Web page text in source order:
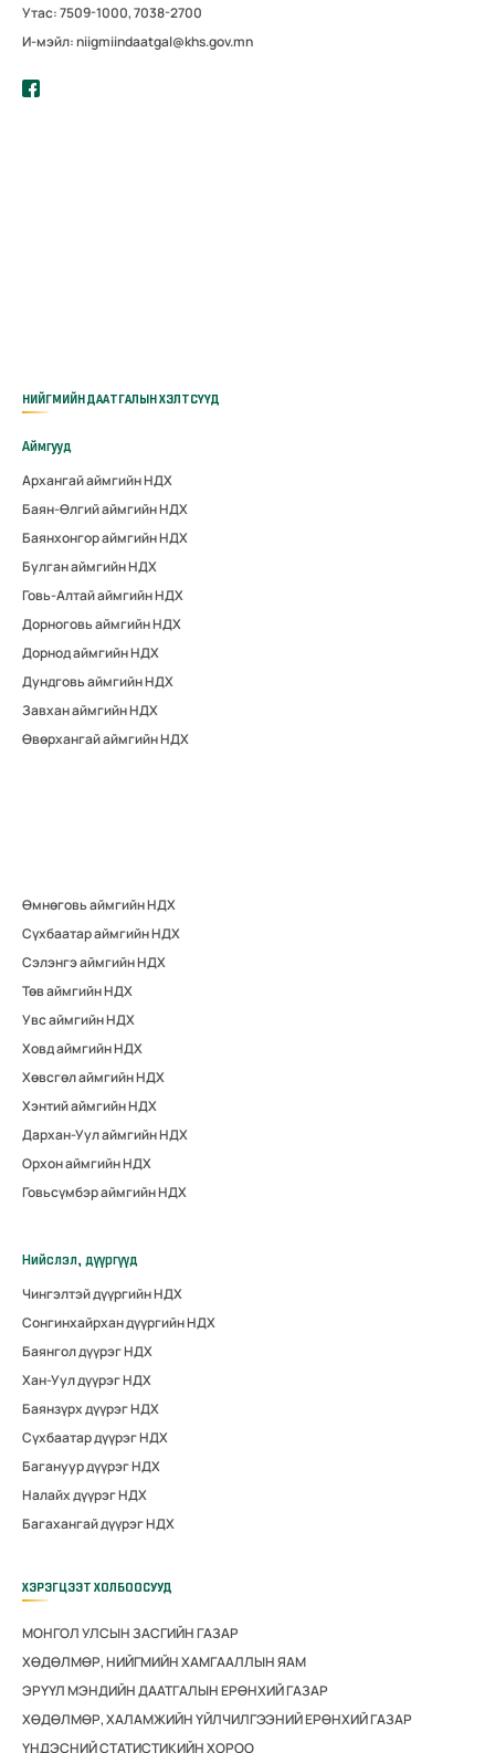
Утас: 7509-1000, 7038-2700
И-мэйл: niigmiindaatgal@khs.gov.mn
НИЙГМИЙН ДААТГАЛЫН ХЭЛТСҮҮД
Аймгууд
Архангай аймгийн НДХ
Баян-Өлгий аймгийн НДХ
Баянхонгор аймгийн НДХ
Булган аймгийн НДХ
Говь-Алтай аймгийн НДХ
Дорноговь аймгийн НДХ
Дорнод аймгийн НДХ
Дундговь аймгийн НДХ
Завхан аймгийн НДХ
Өвөрхангай аймгийн НДХ
Өмнөговь аймгийн НДХ
Сүхбаатар аймгийн НДХ
Сэлэнгэ аймгийн НДХ
Төв аймгийн НДХ
Увс аймгийн НДХ
Ховд аймгийн НДХ
Хөвсгөл аймгийн НДХ
Хэнтий аймгийн НДХ
Дархан-Уул аймгийн НДХ
Орхон аймгийн НДХ
Говьсүмбэр аймгийн НДХ
Нийслэл, дүүргүүд
Чингэлтэй дүүргийн НДХ
Сонгинхайрхан дүүргийн НДХ
Баянгол дүүрэг НДХ
Хан-Уул дүүрэг НДХ
Баянзүрх дүүрэг НДХ
Сүхбаатар дүүрэг НДХ
Багануур дүүрэг НДХ
Налайх дүүрэг НДХ
Багахангай дүүрэг НДХ
ХЭРЭГЦЭЭТ ХОЛБООСУУД
МОНГОЛ УЛСЫН ЗАСГИЙН ГАЗАР
ХӨДӨЛМӨР, НИЙГМИЙН ХАМГААЛЛЫН ЯАМ
ЭРҮҮЛ МЭНДИЙН ДААТГАЛЫН ЕРӨНХИЙ ГАЗАР
ХӨДӨЛМӨР, ХАЛАМЖИЙН ҮЙЛЧИЛГЭЭНИЙ ЕРӨНХИЙ ГАЗАР
ҮНДЭСНИЙ СТАТИСТИКИЙН ХОРОО